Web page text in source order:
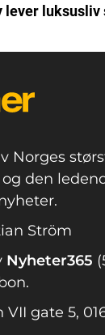
lever luksusliv
Norges
den
Ström
Nyheter365
gate 5,